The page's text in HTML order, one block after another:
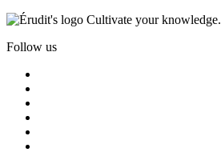
Cultivate your knowledge.
Follow us